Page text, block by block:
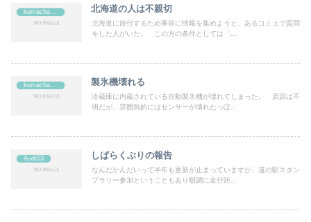
kumachan's 北海道の人は不親切
北海道に旅行するため事前に情報を集めようと、あるコミュで質問
をした人がいた。 この方の条件としては「...
kumachan's 製氷機壊れる
冷蔵庫に内蔵されている自動製氷機が壊れてしまった。 原因は不
明だが、雰囲気的にはセンサーが壊れたっぽ...
AudiS3 しばらくぶりの報告
なんだかんだいって半年も更新が止まっていますが、道の駅スタン
プラリー参加ということもあり順調に走行距...